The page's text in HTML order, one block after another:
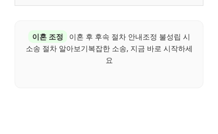
이혼 조정
이혼 후 후속 절차 안내조정 불성립 시
소송 절차 알아보기복잡한 소송, 지금 바로 시작하세
요